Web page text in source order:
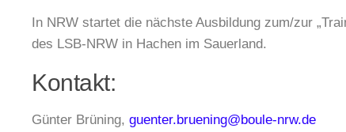
In NRW startet die nächste Ausbildung zum/zur
des LSB-NRW in Hachen im Sauerland.
Kontakt:
Günter Brüning, guenter.bruening@boule-nrw.de